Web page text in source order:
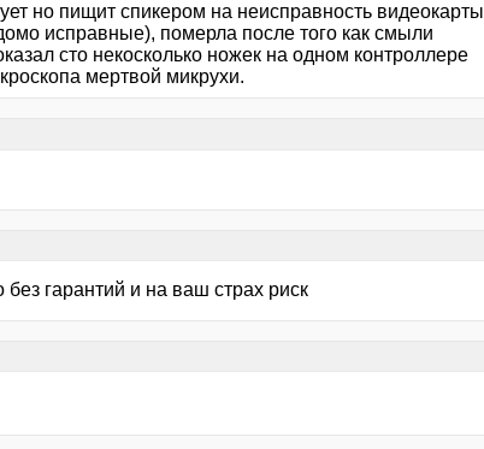
но пищит спикером на неисправность видеокарты
исправные), померла после того как смыли
сто некосколько ножек на одном контроллере
мертвой микрухи.
без гарантий и на ваш страх риск